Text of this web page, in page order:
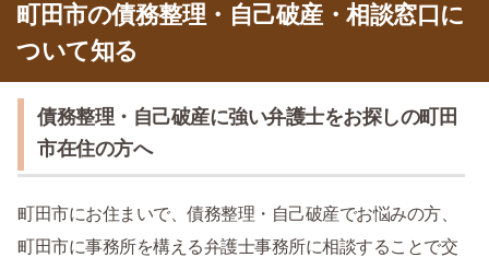
町田市の債務整理・自己破産・相談窓口に
ついて知る
債務整理・自己破産に強い弁護士をお探しの町田
市在住の方へ
町田市にお住まいで、債務整理・自己破産でお悩みの方、
町田市に事務所を構える弁護士事務所に相談することで交